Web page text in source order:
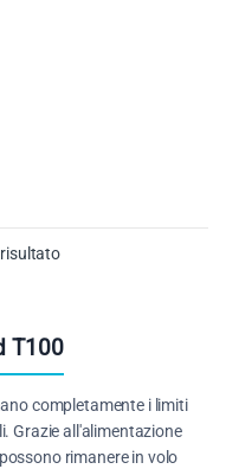
T100
completamente i limiti
Grazie all'alimentazione
rimanere in volo